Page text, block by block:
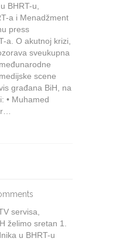
konferencija
BHRT-u,
a i Menadžment
press
a. O akutnoj krizi,
sveukupna
scene
građana BiH, na
• Muhamed
1.
maj!
servisa,
želimo sretan 1.
u BHRT-u